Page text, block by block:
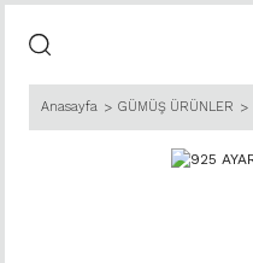
Anasayfa GÜMÜŞ ÜRÜNLER